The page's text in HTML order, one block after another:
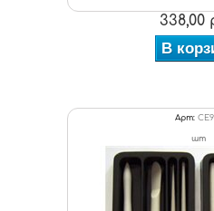
338,00
В
Арт:
шт